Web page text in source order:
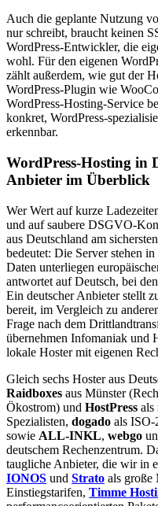
Auch die geplante Nutzung
nur schreibt, braucht keinen
WordPress-Entwickler, die
wohl. Für den eigenen
zählt außerdem, wie gut der
WordPress-Plugin wie
WordPress-Hosting-Service
konkret, WordPress-
erkennbar.
WordPress-Hosting in
Anbieter im Überblick
Wer Wert auf kurze
und auf saubere DSGVO-
aus Deutschland am
bedeutet: Die Server stehen
Daten unterliegen
antwortet auf Deutsch, bei
Ein deutscher Anbieter stellt
bereit, im Vergleich zu
Frage nach dem
übernehmen Infomaniak und
lokale Hoster mit eigenen
Gleich sechs Hoster aus
Raidboxes aus Münster
Ökostrom) und HostPress als
Spezialisten, dogado als ISO-
sowie ALL-INKL, webgo
deutschem Rechenzentrum.
taugliche Anbieter, die wir in
IONOS und Strato als große
Einstiegstarifen, Timme